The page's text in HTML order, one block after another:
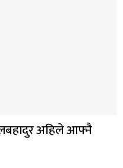
अहिले आफ्नै